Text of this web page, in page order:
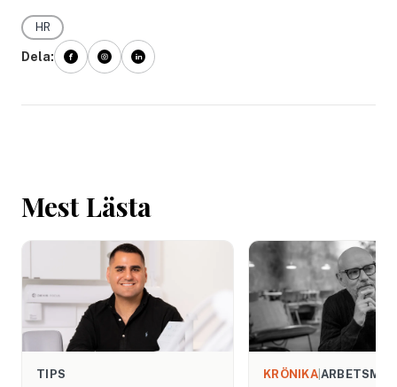
HR
Dela:
Mest Lästa
TIPS KRÖNIKA|